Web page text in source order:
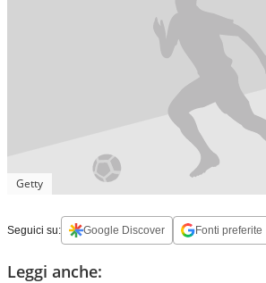
Getty
Seguici su: Google Discover Fonti preferite
Leggi anche: